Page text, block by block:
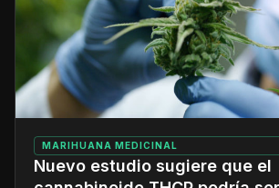
MARIHUANA MEDICINAL
Nuevo estudio sugiere que el